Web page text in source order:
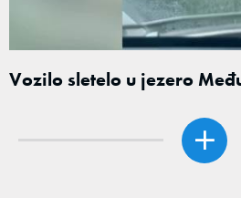
Vozilo sletelo u jezero